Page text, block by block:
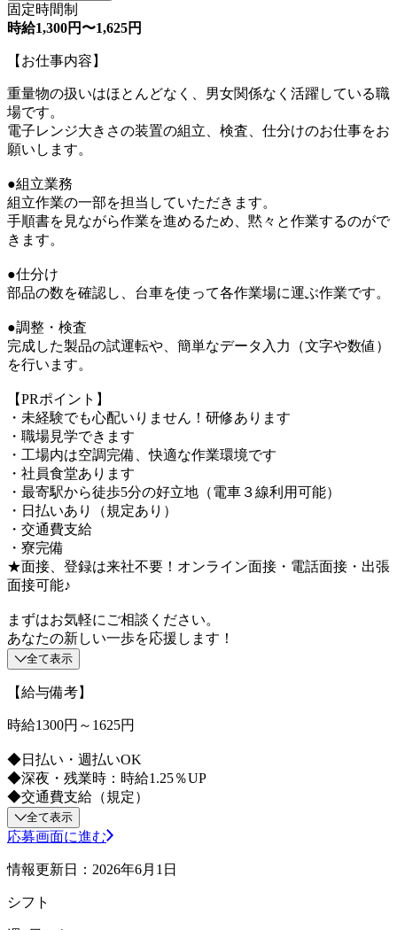
固定時間制
時給1,300円〜1,625円
【お仕事内容】
重量物の扱いはほとんどなく、男女関係なく活躍している職
場です。
電子レンジ大きさの装置の組立、検査、仕分けのお仕事をお
願いします。
●組立業務
組立作業の一部を担当していただきます。
手順書を見ながら作業を進めるため、黙々と作業するのがで
きます。
●仕分け
部品の数を確認し、台車を使って各作業場に運ぶ作業です。
●調整・検査
完成した製品の試運転や、簡単なデータ入力（文字や数値）
を行います。
【PRポイント】
・未経験でも心配いりません！研修あります
・職場見学できます
・工場内は空調完備、快適な作業環境です
・社員食堂あります
・最寄駅から徒歩5分の好立地（電車３線利用可能）
・日払いあり（規定あり）
・交通費支給
・寮完備
★面接、登録は来社不要！オンライン面接・電話面接・出張
面接可能♪
まずはお気軽にご相談ください。
あなたの新しい一歩を応援します！
全て表示
【給与備考】
時給1300円～1625円
◆日払い・週払いOK
◆深夜・残業時：時給1.25％UP
◆交通費支給（規定）
全て表示
応募画面に進む
情報更新日：2026年6月1日
シフト